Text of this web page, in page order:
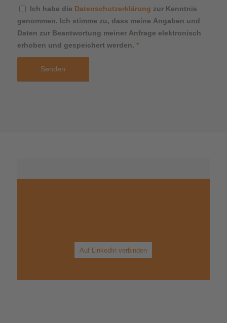
Ich habe die Datenschutzerklärung zur Kenntnis
genommen. Ich stimme zu, dass meine Angaben und
Daten zur Beantwortung meiner Anfrage elektronisch
erhoben und gespeichert werden. *
Auf LinkedIn verbinden